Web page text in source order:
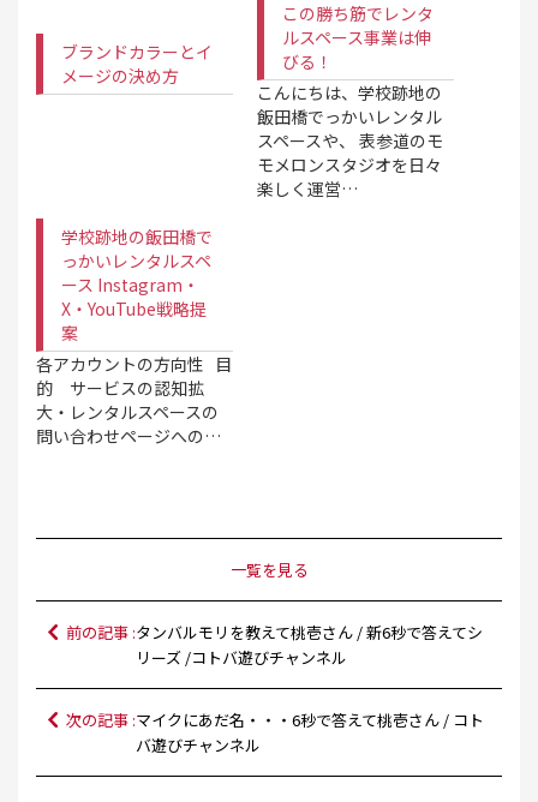
ブランドカラーとイ
メージの決め方
この勝ち筋でレンタ
ルスペース事業は伸
びる！
こんにちは、学校跡地の
飯田橋でっかいレンタル
スペースや、 表参道のモ
モメロンスタジオを日々
楽しく運営…
学校跡地の飯田橋で
っかいレンタルスペ
ース Instagram・
X・YouTube戦略提
案
各アカウントの方向性 目
的 サービスの認知拡
大・レンタルスペースの
問い合わせページへの…
一覧を見る
前の記事 :タンバルモリを教えて桃壱さん / 新6秒で答えてシ
リーズ /コトバ遊びチャンネル
次の記事 :マイクにあだ名・・・6秒で答えて桃壱さん / コト
バ遊びチャンネル